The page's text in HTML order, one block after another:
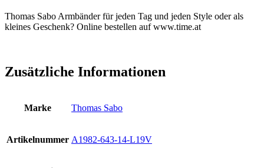
Thomas Sabo Armbänder für jeden Tag und jeden Style oder als
kleines Geschenk? Online bestellen auf www.time.at
Zusätzliche Informationen
Marke Thomas Sabo
Artikelnummer A1982-643-14-L19V